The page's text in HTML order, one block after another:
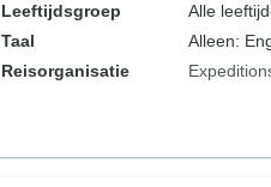
Leeftijdsgroep
Alle
Taal
Alleen:
Reisorganisatie